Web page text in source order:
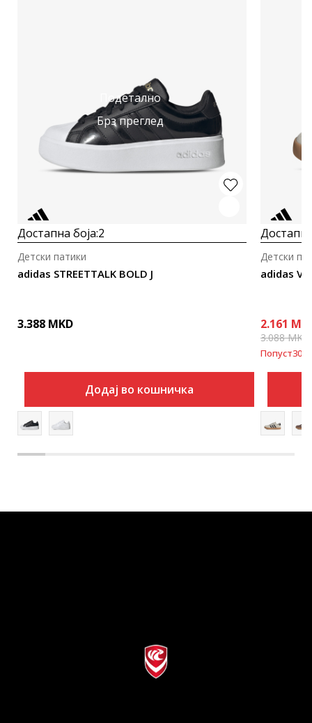
Подетално
Брз преглед
Достапна боја:2
adidas STREETTALK BOLD J
Детски патики
3.388 MKD
Додај во кошничка
adidas Vl
Детски
2.161
3.088MKD
Попуст30